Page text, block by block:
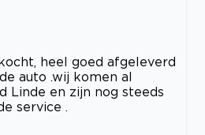
heel goed afgeleverd
auto .wij komen al
Linde en zijn nog steeds
service .